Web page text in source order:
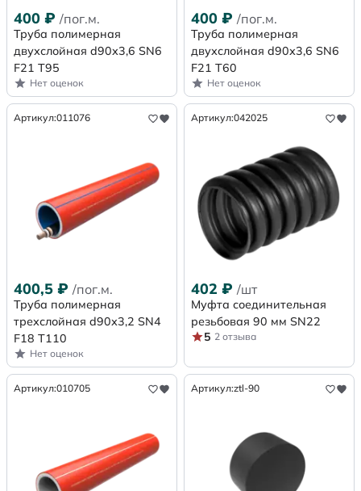
400 ₽ /пог.м.
Труба полимерная
двухслойная d90х3,6 SN6
F21 Т95
Нет оценок
400 ₽ /пог.м.
Труба полимерная
двухслойная d90х3,6 SN6
F21 Т60
Нет оценок
Артикул:011076
400,5 ₽ /пог.м.
Труба полимерная
трехслойная d90х3,2 SN4
F18 Т110
Нет оценок
Артикул:042025
402 ₽ /шт
Муфта соединительная
резьбовая 90 мм SN22
5 2 отзыва
Артикул:010705 Артикул:ztl-90